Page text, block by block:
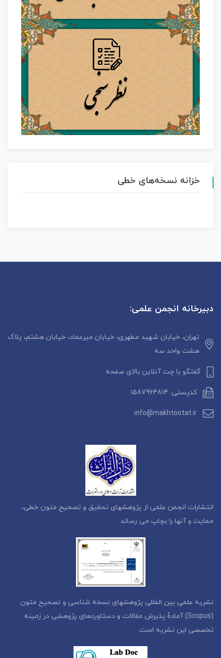
خزانه نسخه‌های خطی
دبیرخانه انجمن علمی:
تهران، خیابان شهید مطهری، خیابان میرعماد، خیابان هشتم، پلاک
هشت واحد سه
گفتگو با چت آنلاین بالای صفحه
کدپستی: 1587964814
info@makhtootat.ir
انتشارات انجمن علمی از پژوهشهای تحقیق و تصحیح متون خطی،
حمایت و آنها را بچاپ می رساند.
نشریه علمی بین المللی پژوهشهای نسخه شناسی و تصحیح متون
(Scopus) آمادۀ پذیرش مقالات و دستاوردهای پژوهشی در زمینه
تخصصی این نشریه است.